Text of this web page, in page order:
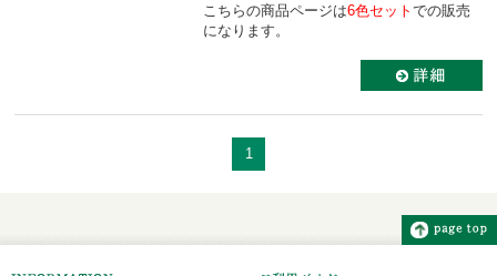
こちらの商品ページは6色セット での販売
になります。
1